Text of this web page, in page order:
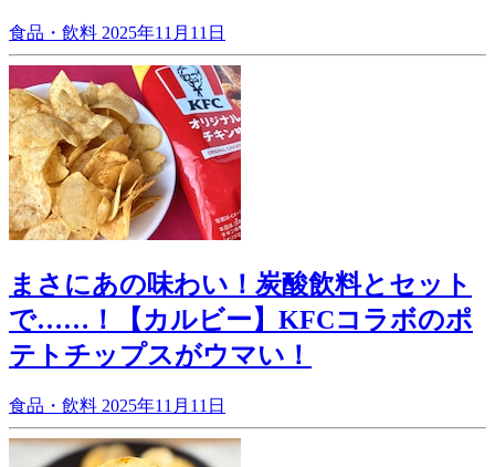
食品・飲料 2025年11月11日
まさにあの味わい！炭酸飲料とセット
で……！【カルビー】KFCコラボのポ
テトチップスがウマい！
食品・飲料 2025年11月11日